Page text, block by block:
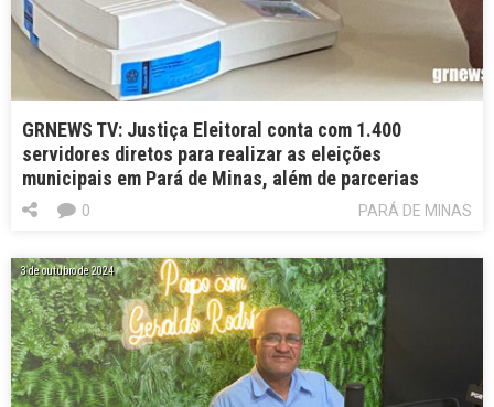
GRNEWS TV: Justiça Eleitoral conta com 1.400
servidores diretos para realizar as eleições
municipais em Pará de Minas, além de parcerias
PARÁ DE MINAS
0
3 de outubro de 2024